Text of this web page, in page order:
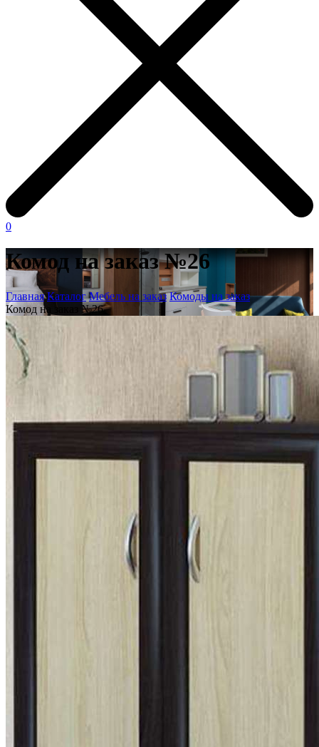
0
Комод на заказ №26
Главная Каталог Мебель на заказ Комоды на заказ
Комод на заказ №26